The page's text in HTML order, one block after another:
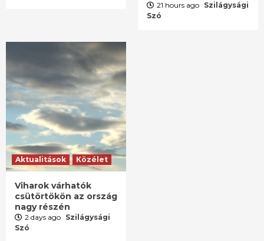
21 hours ago Szilágysági
Szó
Aktualitások Közélet
Viharok várhatók
csütörtökön az ország
nagy részén
2 days ago Szilágysági
Szó